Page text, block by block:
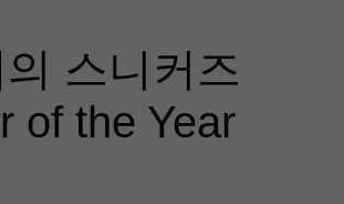
의 스니커즈
of the Year